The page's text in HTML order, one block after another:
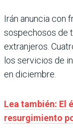
Irán anuncia con
sospechosos de
extranjeros.
los servicios de
en diciembre.
Lea también: El
resurgimiento